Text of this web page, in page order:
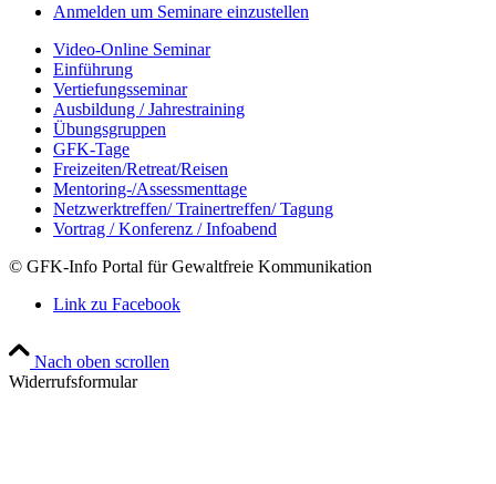
Anmelden um Seminare einzustellen
Video-Online Seminar
Einführung
Vertiefungsseminar
Ausbildung / Jahrestraining
Übungsgruppen
GFK-Tage
Freizeiten/Retreat/Reisen
Mentoring-/Assessmenttage
Netzwerktreffen/ Trainertreffen/ Tagung
Vortrag / Konferenz / Infoabend
© GFK-Info Portal für Gewaltfreie Kommunikation
Link zu Facebook
Nach oben scrollen
Widerrufsformular